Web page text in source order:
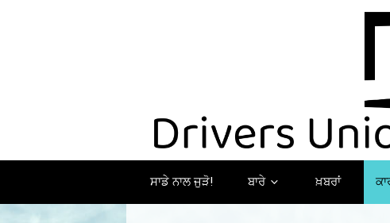
ਸਾਡੇ ਨਾਲ ਜੁੜੋ! ਬਾਰੇ ਖ਼ਬਰਾਂ